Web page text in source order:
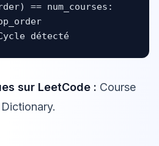
== num_courses:
détecté
sur LeetCode : Course